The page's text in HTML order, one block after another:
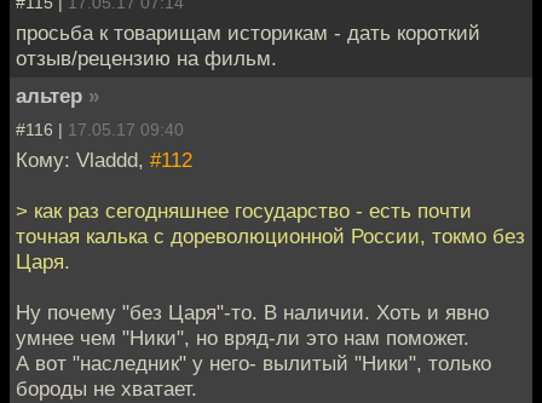
просьба к товарищам историкам - дать короткий
отзыв/рецензию на фильм.
альтер »
#116 | 17.05.17 09:40
Кому: Vladdd, #112
> как раз сегодняшнее государство - есть почти
точная калька с дореволюционной России, токмо без
Царя.
Ну почему "без Царя"-то. В наличии. Хоть и явно
умнее чем "Ники", но вряд-ли это нам поможет.
А вот "наследник" у него- вылитый "Ники", только
бороды не хватает.